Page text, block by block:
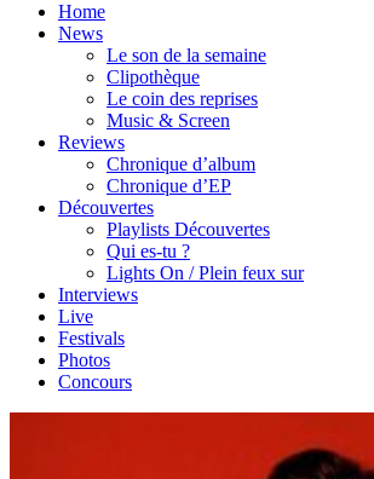
Home
News
Le son de la semaine
Clipothèque
Le coin des reprises
Music & Screen
Reviews
Chronique d’album
Chronique d’EP
Découvertes
Playlists Découvertes
Qui es-tu ?
Lights On / Plein feux sur
Interviews
Live
Festivals
Photos
Concours